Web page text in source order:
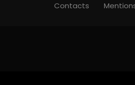
Contacts